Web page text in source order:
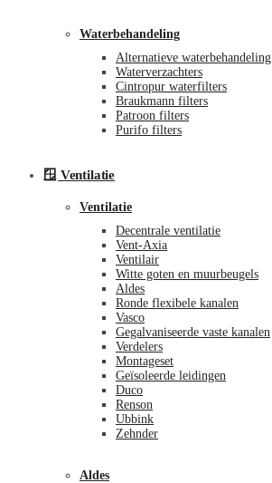
Waterbehandeling
Alternatieve waterbehandeling
Waterverzachters
Cintropur waterfilters
Braukmann filters
Patroon filters
Purifo filters
🪟 Ventilatie
Ventilatie
Decentrale ventilatie
Vent-Axia
Ventilair
Witte goten en muurbeugels
Aldes
Ronde flexibele kanalen
Vasco
Gegalvaniseerde vaste kanalen
Verdelers
Montageset
Geïsoleerde leidingen
Duco
Renson
Ubbink
Zehnder
Aldes